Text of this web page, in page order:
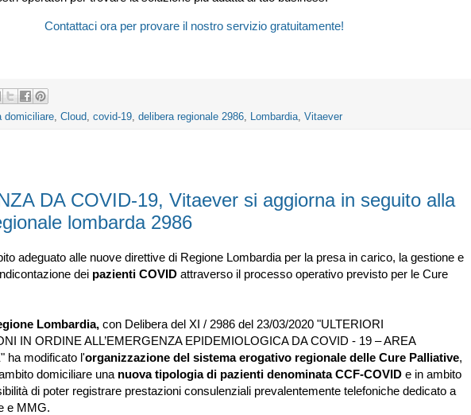
Contattaci ora per provare il nostro servizio gratuitamente!
domiciliare Cloud covid-19 delibera regionale 2986 Lombardia Vitaever
DA COVID-19, Vitaever si aggiorna in seguito alla
lombarda 2986
adeguato alle nuove direttive di Regione Lombardia per la presa in carico, la gestione e
dei pazienti COVID attraverso il processo operativo previsto per le Cure
Lombardia, con Delibera del XI / 2986 del 23/03/2020 "ULTERIORI
IN ORDINE ALL’EMERGENZA EPIDEMIOLOGICA DA COVID - 19 – AREA
ha modificato l'organizzazione del sistema erogativo regionale delle Cure Palliative,
domiciliare una nuova tipologia di pazienti denominata CCF-COVID e in ambito
di poter registrare prestazioni consulenziali prevalentemente telefoniche dedicato a
e MMG.